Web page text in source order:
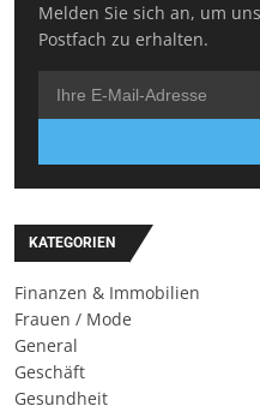
Melden Sie sich an, um
Postfach zu erhalten.
KATEGORIEN
Finanzen & Immobilien
Frauen / Mode
General
Geschäft
Gesundheit